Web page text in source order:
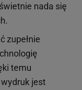
nada się
zupełnie
temu
jest